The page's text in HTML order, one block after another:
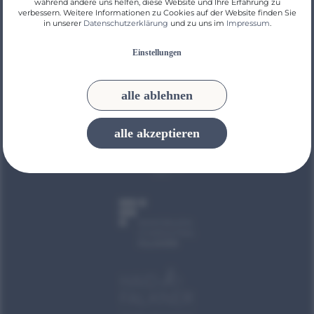
instagram facebook impressum datenschutz
UNSERE PARTNER
verbessern. Weitere Informationen zu Cookies auf der Website finden Sie
in unserer Datenschutzerklärung und zu uns im Impressum
Einstellungen
alle ablehnen
alle akzeptieren